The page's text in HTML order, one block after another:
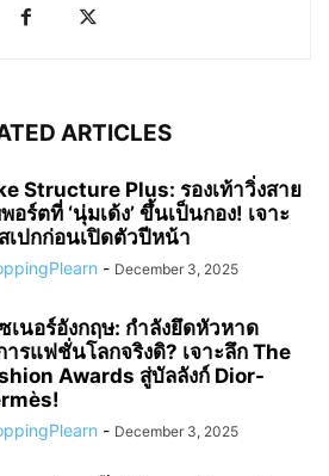
ARTICLES
Structure Plus: รองเท้าวิ่งสาย
อร์ตที่ ‘นุ่มเด้ง’ ขึ้นเป็นกอง! เจาะ
เปกก่อนเปิดตัวปีหน้า
- December 3, 2025
เนอร์อังกฤษ: กำลังยึดหัวหาด
ารแฟชั่นโลกจริงดิ? เจาะลึก The
Awards สู่บัลลังก์ Dior-
- December 3, 2025